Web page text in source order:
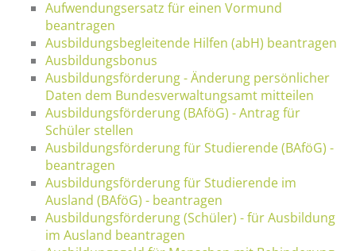
Aufwendungsersatz für einen Vormund
beantragen
Ausbildungsbegleitende Hilfen (abH) beantragen
Ausbildungsbonus
Ausbildungsförderung - Änderung persönlicher
Daten dem Bundesverwaltungsamt mitteilen
Ausbildungsförderung (BAföG) - Antrag für
Schüler stellen
Ausbildungsförderung für Studierende (BAföG) -
beantragen
Ausbildungsförderung für Studierende im
Ausland (BAföG) - beantragen
Ausbildungsförderung (Schüler) - für Ausbildung
im Ausland beantragen